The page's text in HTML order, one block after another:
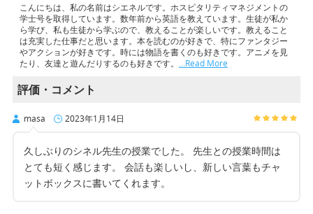
こんにちは、私の名前はシエネルです。ホスピタリティマネジメントの
学士号を取得しています。数年前から英語を教えています。生徒が私か
ら学び、私も生徒から学ぶので、教えることが楽しいです。教えること
は充実した仕事だと思います。本を読むのが好きで、特にファンタジー
やアクションが好きです。時には物語を書くのも好きです。アニメを見
たり、友達と遊んだりするのも好きです。 …Read More
評価・コメント
masa 2023年1月14日
久しぶりのシネル先生の授業でした。 先生との授業時間は
とても短く感じます。 会話も楽しいし、新しい言葉もチャ
ットボックスに書いてくれます。